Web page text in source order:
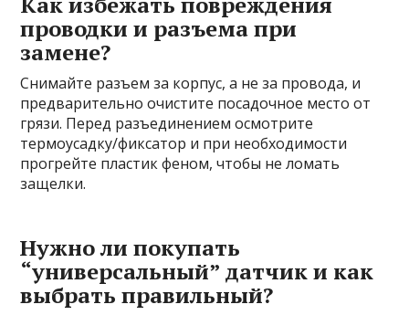
проводки и разъема при
замене?
Снимайте разъем за корпус, а не за провода, и
предварительно очистите посадочное место от
грязи. Перед разъединением осмотрите
термоусадку/фиксатор и при необходимости
прогрейте пластик феном, чтобы не ломать
защелки.
Нужно ли покупать
“универсальный” датчик и как
выбрать правильный?